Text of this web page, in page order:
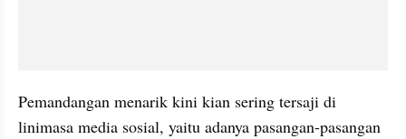
Pemandangan menarik kini kian sering tersaji di
linimasa media sosial, yaitu adanya pasangan-pasangan